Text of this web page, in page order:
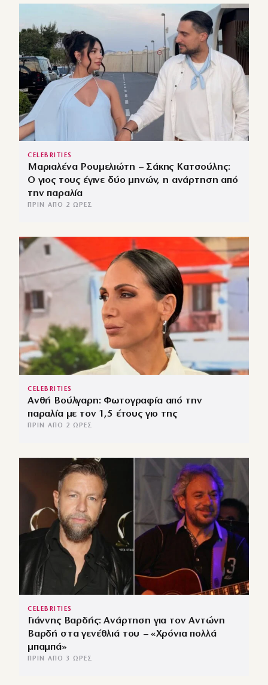
CELEBRITIES
Μαριαλένα Ρουμελιώτη – Σάκης Κατσούλης:
Ο γιος τους έγινε δύο μηνών, η ανάρτηση από
την παραλία
ΠΡΙΝ ΑΠΌ 2 ΏΡΕΣ
CELEBRITIES
Ανθή Βούλγαρη: Φωτογραφία από την
παραλία με τον 1,5 έτους γιο της
ΠΡΙΝ ΑΠΌ 2 ΏΡΕΣ
CELEBRITIES
Γιάννης Βαρδής: Ανάρτηση για τον Αντώνη
Βαρδή στα γενέθλιά του – «Χρόνια πολλά
μπαμπά»
ΠΡΙΝ ΑΠΌ 3 ΏΡΕΣ